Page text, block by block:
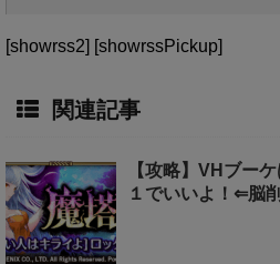
[showrss2] [showrssPickup]
関連記事
【攻略】VHブー
１でいいよ！⇐脳